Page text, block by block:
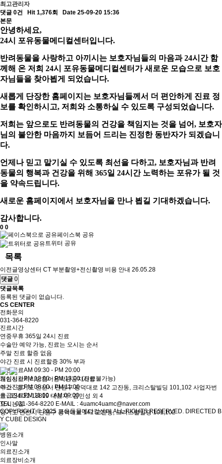
최고관리자
댓글 0건
Hit 1,376회
Date 25-09-20 15:36
본문
안녕하세요,
24시 포유동물메디컬센터입니다.
반려동물을 사랑하고 아끼시는 보호자님들의 마음과 24시간 함
께해 온 저희 24시 포유동물메디컬센터가 새로운 모습으로 보호
자님들을 찾아뵙게 되었습니다.
새롭게 단장한 홈페이지는 보호자님들께서 더 편안하게 진료 정
보를 확인하시고, 저희와 소통하실 수 있도록 구성되었습니다.
저희는 앞으로도 반려동물의 건강을 책임지는 것을 넘어, 보호자
님의 불안한 마음까지 보듬어 드리는 진정한 동반자가 되겠습니
다.
언제나 믿고 맡기실 수 있도록 최선을 다하고, 보호자님과 반려
동물의 행복과 건강을 위해 365일 24시간 노력하는 포유가 될 것
을 약속드립니다.
새로운 홈페이지에서 보호자님을 만나 뵙길 기대하겠습니다.
감사합니다.
0 0
페이스북 공유
트위터 공유
목록
이전글영상센터 CT 부분촬영+전신촬영 비용 안내 26.05.28
댓글 0
댓글목록
등록된 댓글이 없습니다.
CS CENTER
전화문의
031-364-8220
진료시간
연중무휴 365일 24시 진료
수술만 예약 가능 , 진료는 오시는 순서
주말 진료 할증 없음
야간 진료 시 진료할증 30% 부과
일반진료AM 09:30 - PM 20:00
점심시간PM 12:00 - PM 13:00 (진료불가능)
야간진료PM 08:00 - PM 11:00
응급진료PM 11:00 - AM 09:00
오시는길
경기도 안산시 단원구 광덕대로 142 고잔동, 크리스탈빌딩 101,102
개인정보처리방침이용약관공지사항
주소 : 경기도 안산시 단원구 광덕대로 142 고잔동, 크리스탈빌딩 101,102 사업자번
호 : 134-32-18819 대표자 : 김민성 외 4
TEL : 031-364-8220 E-MAIL : 4uamc4uamc@naver.com
COPYRIGHT © 2025 포유동물메디컬센터 ALL RIGHTS RESERVED. DIRECTED B
Y CUBE DESIGN
병원소개
인사말
의료진소개
의료장비소개